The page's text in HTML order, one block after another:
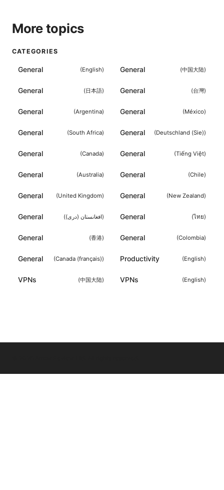
More topics
CATEGORIES
General (English) General (中国大陆)
General (日本語) General (台灣)
General (Argentina) General (México)
General (South Africa) General (Deutschland (Sie))
General (Canada) General (Tiếng Việt)
General (Australia) General (Chile)
General (United Kingdom) General (New Zealand)
General (افغانستان (دری)) General (ไทย)
General (香港) General (Colombia)
General (Canada (français)) Productivity (English)
VPNs (中国大陆) VPNs (English)